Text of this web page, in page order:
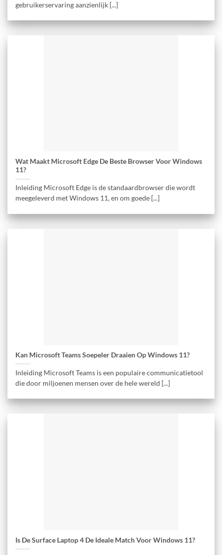
gebruikerservaring aanzienlijk [...]
Wat Maakt Microsoft Edge De Beste Browser Voor Windows
11?
Inleiding Microsoft Edge is de standaardbrowser die wordt
meegeleverd met Windows 11, en om goede [...]
Kan Microsoft Teams Soepeler Draaien Op Windows 11?
Inleiding Microsoft Teams is een populaire communicatietool
die door miljoenen mensen over de hele wereld [...]
Is De Surface Laptop 4 De Ideale Match Voor Windows 11?